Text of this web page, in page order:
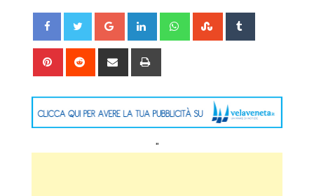
Google+ LinkedIn WhatsappStumbleUpon
Pinterest Reddit
Share
"